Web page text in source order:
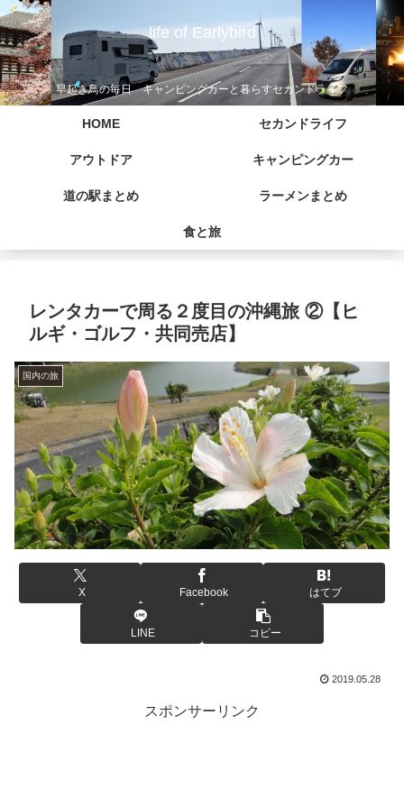
life of Earlybird
早起き鳥の毎日 キャンピングカーと暮らすセカンドライフ
HOME セカンドライフ
アウトドア キャンピングカー
道の駅まとめ ラーメンまとめ
食と旅
レンタカーで周る２度目の沖縄旅 ②【ヒ
ルギ・ゴルフ・共同売店】
国内の旅
X Facebook はてブ
LINE コピー
2019.05.28
スポンサーリンク